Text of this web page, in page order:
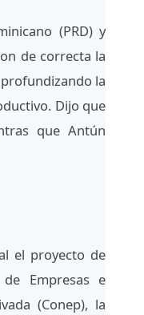
(PRD) y
de correcta la
la
Dijo que
que Antún
el proyecto de
Empresas e
(Conep), la